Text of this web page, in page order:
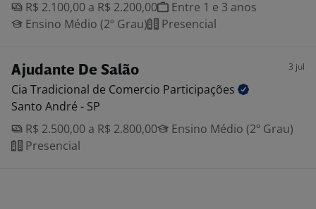
R$ 2.100,00 a R$ 2.200,00
Entre 1 e 3 anos
Ensino Médio (2º Grau)
Presencial
Ajudante De Salão 3 jul
Cia Tradicional de Comercio Participações
Santo André - SP
R$ 2.500,00 a R$ 2.800,00
Ensino Médio (2º Grau)
Presencial